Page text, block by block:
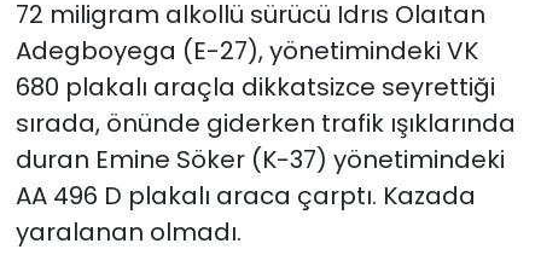
72 miligram alkollü sürücü Idrıs Olaıtan
Adegboyega (E-27), yönetimindeki VK
680 plakalı araçla dikkatsizce seyrettiği
sırada, önünde giderken trafik ışıklarında
duran Emine Söker (K-37) yönetimindeki
AA 496 D plakalı araca çarptı. Kazada
yaralanan olmadı.
YAŞAM
Yazarlar